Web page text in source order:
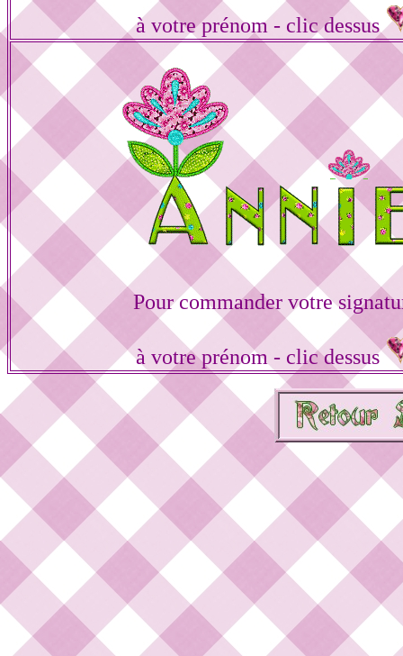
à votre prénom - clic dessus
Pour commander votre
à votre prénom - clic dessus